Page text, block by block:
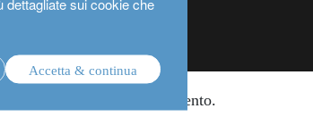
Accetta & continua
fondi di investimento.